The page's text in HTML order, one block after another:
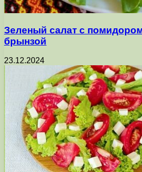
Зеленый салат с
брынзой
23.12.2024